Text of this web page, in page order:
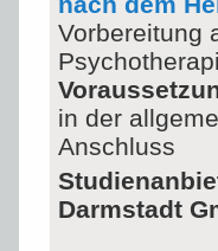
Vorbereitung
in der
Anschluss
Darmstadt